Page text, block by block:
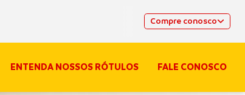
Compre conosco
ENTENDA NOSSOS RÓTULOS FALE CONOSCO